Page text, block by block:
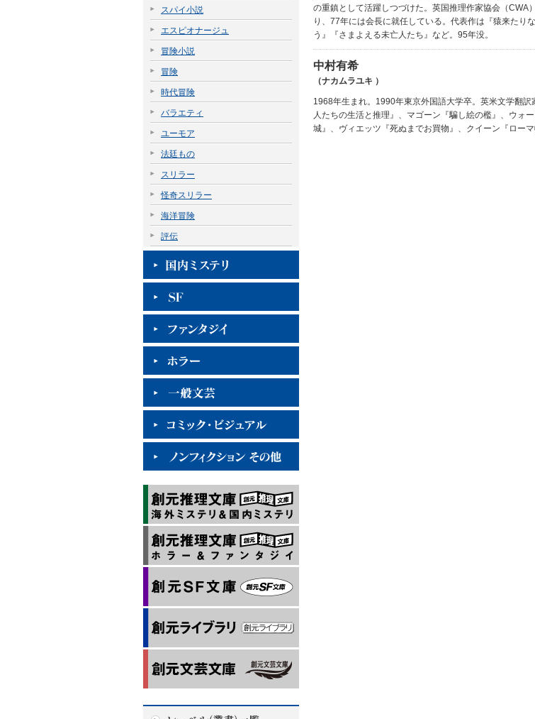
スパイ小説
エスピオナージュ
冒険小説
冒険
時代冒険
バラエティ
ユーモア
法廷もの
スリラー
怪奇スリラー
海洋冒険
評伝
の重鎮として活躍しつづけた。英国推理作家協会（CWA
り、77年には会長に就任している。代表作は『猿来たり
う』『さまよえる未亡人たち』など。95年没。
中村有希
（ナカムラユキ ）
1968年生まれ。1990年東京外国語大学卒。英米文学翻訳
人たちの生活と推理』、マゴーン『騙し絵の檻』、ウォ
城』、ヴィエッツ『死ぬまでお買物』、クイーン『ローマ